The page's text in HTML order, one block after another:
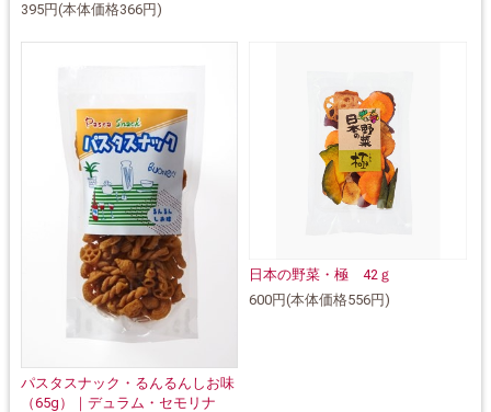
395円(本体価格366円)
パスタスナック・るんるんしお味
（65g）｜デュラム・セモリナ
日本の野菜・極 42ｇ
600円(本体価格556円)